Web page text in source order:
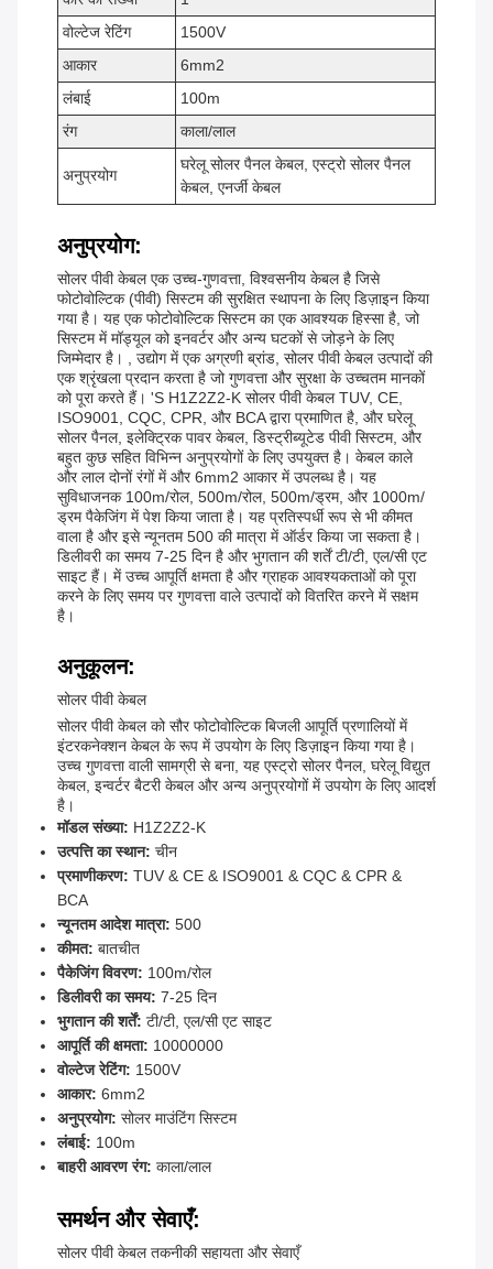
वोल्टेज रेटिंग
1500V
आकार
6mm2
लंबाई
100m
रंग
काला/लाल
अनुप्रयोग
घरेलू सोलर पैनल केबल, एस्ट्रो सोलर पैनल
केबल, एनर्जी केबल
अनुप्रयोग:
सोलर पीवी केबल एक उच्च-गुणवत्ता, विश्वसनीय केबल है जिसे
फोटोवोल्टिक (पीवी) सिस्टम की सुरक्षित स्थापना के लिए डिज़ाइन किया
गया है। यह एक फोटोवोल्टिक सिस्टम का एक आवश्यक हिस्सा है, जो
सिस्टम में मॉड्यूल को इनवर्टर और अन्य घटकों से जोड़ने के लिए
जिम्मेदार है। , उद्योग में एक अग्रणी ब्रांड, सोलर पीवी केबल उत्पादों की
एक श्रृंखला प्रदान करता है जो गुणवत्ता और सुरक्षा के उच्चतम मानकों
को पूरा करते हैं। 's H1Z2Z2-K सोलर पीवी केबल TUV, CE,
ISO9001, CQC, CPR, और BCA द्वारा प्रमाणित है, और घरेलू
सोलर पैनल, इलेक्ट्रिक पावर केबल, डिस्ट्रीब्यूटेड पीवी सिस्टम, और
बहुत कुछ सहित विभिन्न अनुप्रयोगों के लिए उपयुक्त है। केबल काले
और लाल दोनों रंगों में और 6mm2 आकार में उपलब्ध है। यह
सुविधाजनक 100m/रोल, 500m/रोल, 500m/ड्रम, और 1000m/
ड्रम पैकेजिंग में पेश किया जाता है। यह प्रतिस्पर्धी रूप से भी कीमत
वाला है और इसे न्यूनतम 500 की मात्रा में ऑर्डर किया जा सकता है।
डिलीवरी का समय 7-25 दिन है और भुगतान की शर्तें टी/टी, एल/सी एट
साइट हैं। में उच्च आपूर्ति क्षमता है और ग्राहक आवश्यकताओं को पूरा
करने के लिए समय पर गुणवत्ता वाले उत्पादों को वितरित करने में सक्षम
है।
अनुकूलन:
सोलर पीवी केबल
सोलर पीवी केबल को सौर फोटोवोल्टिक बिजली आपूर्ति प्रणालियों में
इंटरकनेक्शन केबल के रूप में उपयोग के लिए डिज़ाइन किया गया है।
उच्च गुणवत्ता वाली सामग्री से बना, यह एस्ट्रो सोलर पैनल, घरेलू विद्युत
केबल, इन्वर्टर बैटरी केबल और अन्य अनुप्रयोगों में उपयोग के लिए आदर्श
है।
मॉडल संख्या: H1Z2Z2-K
उत्पत्ति का स्थान: चीन
प्रमाणीकरण: TUV & CE & ISO9001 & CQC & CPR &
BCA
न्यूनतम आदेश मात्रा: 500
कीमत: बातचीत
पैकेजिंग विवरण: 100m/रोल
डिलीवरी का समय: 7-25 दिन
भुगतान की शर्तें: टी/टी, एल/सी एट साइट
आपूर्ति की क्षमता: 10000000
वोल्टेज रेटिंग: 1500V
आकार: 6mm2
अनुप्रयोग: सोलर माउंटिंग सिस्टम
लंबाई: 100m
बाहरी आवरण रंग: काला/लाल
समर्थन और सेवाएँ:
सोलर पीवी केबल तकनीकी सहायता और सेवाएँ